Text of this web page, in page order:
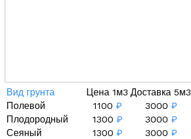
Вид грунта Цена 1м3 Доставка 5м3
Полевой
1100 ₽ 3000 ₽
Плодородный
1300 ₽ 3000 ₽
Сеяный
1300 ₽ 3000 ₽